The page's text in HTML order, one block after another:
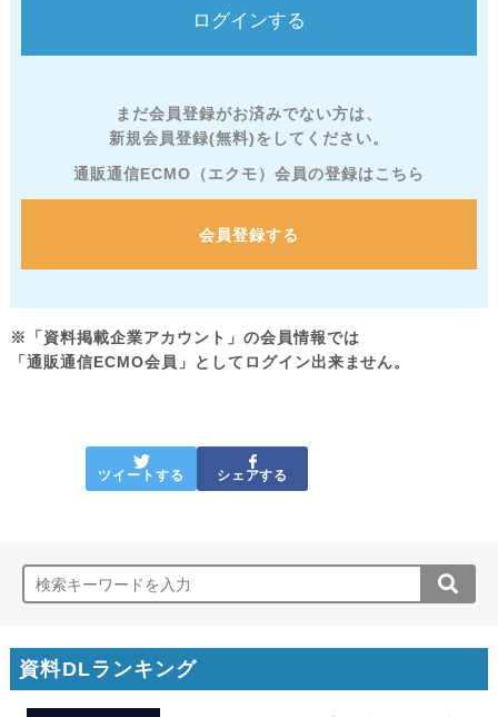
まだ会員登録がお済みでない方は、
新規会員登録(無料)をしてください。
通販通信ECMO（エクモ）会員の登録はこちら
会員登録する
※「資料掲載企業アカウント」の会員情報では
「通販通信ECMO会員」としてログイン出来ません。
ツイートする シェアする
資料DLランキング